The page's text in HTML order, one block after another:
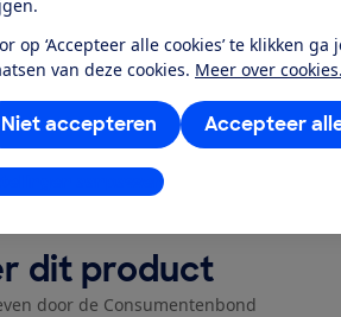
op ‘Accepteer alle cookies’ te klikken
van deze cookies. Meer over cookies.
Accepteer
Niet accepteren
aanpassen
Al lid? Log in
dit product
door de Consumentenbond